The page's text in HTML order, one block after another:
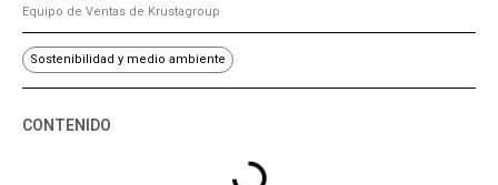
Equipo de Ventas de Krustagroup
Sostenibilidad y medio ambiente
CONTENIDO